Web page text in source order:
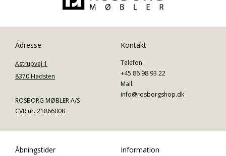
Adresse
Astrupvej 1
8370 Hadsten
ROSBORG MØBLER A/S
CVR nr. 21866008
Kontakt
Telefon:
+45 86 98 93 22
Mail:
info@rosborgshop.dk
Åbningstider Information